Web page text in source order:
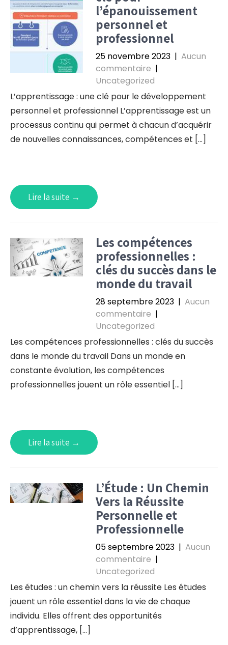
l’épanouissement
personnel et
professionnel
25 novembre 2023 | Aucun
commentaire |
Uncategorized
L’apprentissage : une clé pour le développement
personnel et professionnel L’apprentissage est un
processus continu qui permet à chacun d’acquérir
de nouvelles connaissances, compétences et […]
Lire la suite →
Les compétences
professionnelles :
clés du succès dans le
monde du travail
28 septembre 2023 | Aucun
commentaire |
Uncategorized
Les compétences professionnelles : clés du succès
dans le monde du travail Dans un monde en
constante évolution, les compétences
professionnelles jouent un rôle essentiel […]
Lire la suite →
L’Étude : Un Chemin
Vers la Réussite
Personnelle et
Professionnelle
05 septembre 2023 | Aucun
commentaire |
Uncategorized
Les études : un chemin vers la réussite Les études
jouent un rôle essentiel dans la vie de chaque
individu. Elles offrent des opportunités
d’apprentissage, […]